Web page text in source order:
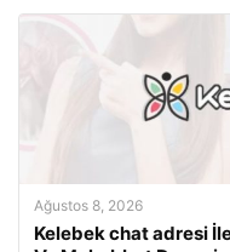
Ağustos 8, 2026
Kelebek chat adresi